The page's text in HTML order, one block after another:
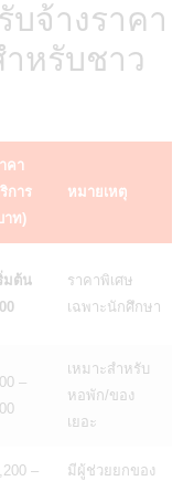
บจ้างราคา
ำหรับชาว
คา
การ
าท)
หมายเหตุ
มต้น
ราคาพิเศษ
เฉพาะนักศึกษา
–
เหมาะสำหรับ
หอพัก/ของ
เยอะ
–
มีผู้ช่วยยกของ